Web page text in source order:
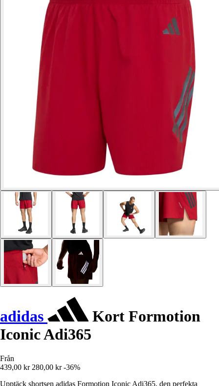
adidas
Kort Formotion
Iconic Adi365
Från
439,00 kr 280,00 kr -36%
Upptäck shortsen adidas Formotion Iconic Adi365, den perfekta